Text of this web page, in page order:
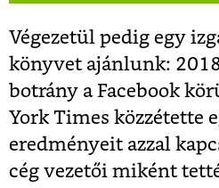
Végezetül pedig egy
könyvet ajánlunk:
botrány a Facebook
York Times közzétette
eredményeit azzal
cég vezetői miként